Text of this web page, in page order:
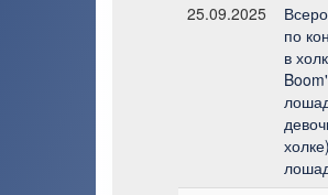
25.09.2025
по
в